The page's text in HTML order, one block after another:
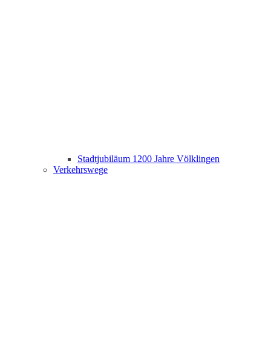
Stadtjubiläum 1200 Jahre Völklingen
Verkehrswege